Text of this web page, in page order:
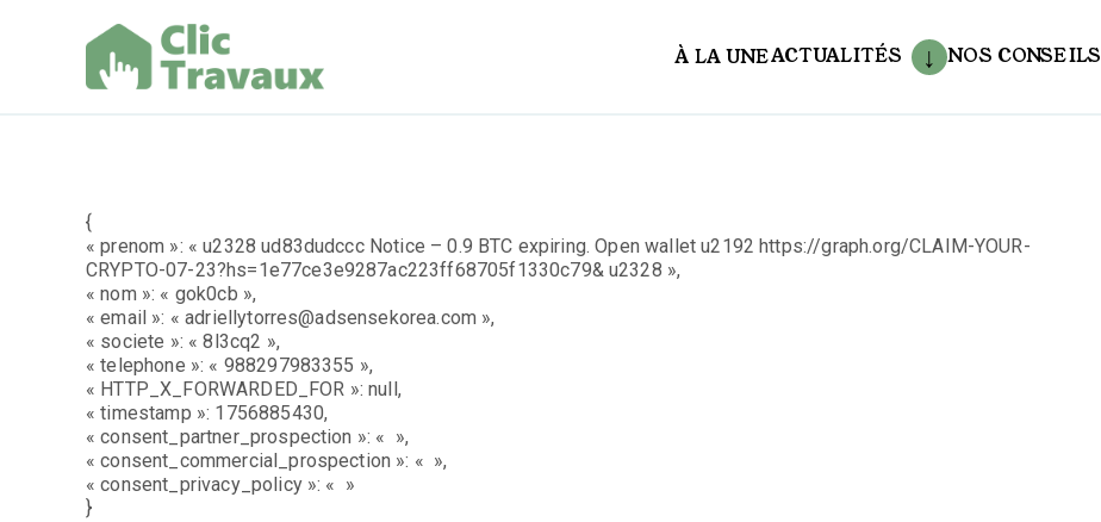
À LA UNEACTUALITÉS NOS CONSEILS
{
« prenom »: « u2328 ud83dudccc Notice – 0.9 BTC expiring. Open wallet u2192 https://graph.org/CLAIM-YOUR-
CRYPTO-07-23?hs=1e77ce3e9287ac223ff68705f1330c79& u2328 »,
« nom »: « gok0cb »,
« email »: « adriellytorres@adsensekorea.com »,
« societe »: « 8l3cq2 »,
« telephone »: « 988297983355 »,
« HTTP_X_FORWARDED_FOR »: null,
« timestamp »: 1756885430,
« consent_partner_prospection »: « »,
« consent_commercial_prospection »: « »,
« consent_privacy_policy »: « »
}